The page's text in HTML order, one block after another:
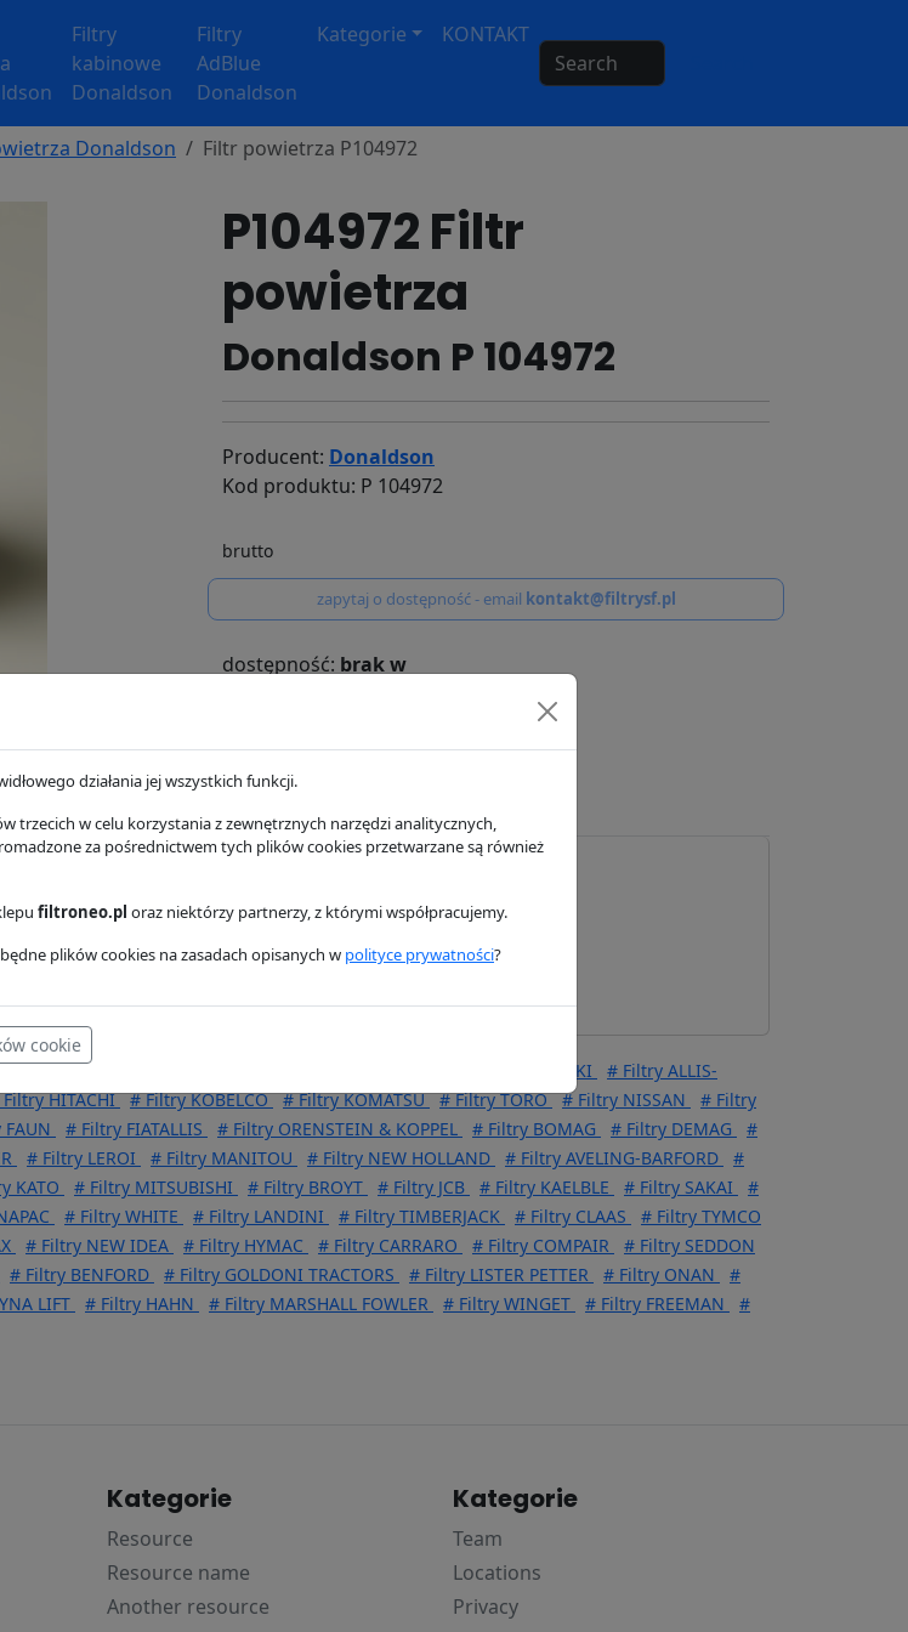
Filtry
kabinowe
Donaldson
Filtry
AdBlue
Donaldson
Kategorie
KONTAKT
Donaldson Filtr powietrza P104972
P104972 Filtr
powietrza
Donaldson P 104972
Producent: Donaldson
Kod produktu: P 104972
brutto
zapytaj o dostępność - email kontakt@filtrysf.pl
dostępność: brak w
i płatność
80,76 zł
SL8556
JOHN DEERE # Filtry KAWASAKI
# Filtry ALLIS-
HITACHI # Filtry KOBELCO # Filtry KOMATSU # Filtry TORO # Filtry NISSAN
# Filtry
# Filtry FIATALLIS # Filtry ORENSTEIN & KOPPEL # Filtry BOMAG # Filtry DEMAG
#
# Filtry LEROI # Filtry MANITOU # Filtry NEW HOLLAND # Filtry AVELING-BARFORD
#
KATO # Filtry MITSUBISHI # Filtry BROYT # Filtry JCB # Filtry KAELBLE # Filtry SAKAI
#
# Filtry WHITE # Filtry LANDINI # Filtry TIMBERJACK # Filtry CLAAS
# Filtry TYMCO
# Filtry NEW IDEA # Filtry HYMAC # Filtry CARRARO # Filtry COMPAIR
# Filtry SEDDON
# Filtry BENFORD # Filtry GOLDONI TRACTORS # Filtry LISTER PETTER # Filtry ONAN
#
LIFT # Filtry HAHN # Filtry MARSHALL FOWLER # Filtry WINGET # Filtry FREEMAN
#
Kategorie
Resource
Resource name
Another resource
Kategorie
Team
Locations
Privacy
działania jej wszystkich funkcji.
trzecich w celu korzystania z zewnętrznych narzędzi analitycznych,
za pośrednictwem tych plików cookies przetwarzane są również
filtroneo.pl oraz niektórzy partnerzy, z którymi współpracujemy.
plików cookies na zasadach opisanych w polityce prywatności?
cookie